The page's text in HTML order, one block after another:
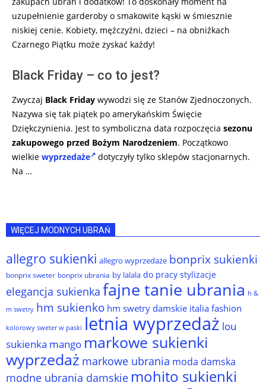
uzupełnienie garderoby o smakowite kąski w śmiesznie
niskiej cenie. Kobiety, mężczyźni, dzieci – na obniżkach
Czarnego Piątku może zyskać każdy!
Black Friday – co to jest?
Zwyczaj Black Friday wywodzi się ze Stanów Zjednoczonych.
Nazywa się tak piątek po amerykańskim Święcie
Dziękczynienia. Jest to symboliczna data rozpoczęcia sezonu
zakupowego przed Bożym Narodzeniem. Początkowo
wielkie wyprzedaże
dotyczyły tylko sklepów stacjonarnych.
Na …
WIĘCEJ MODNYCH UBRAŃ
allegro sukienki allegro wyprzedaże bonprix sukienki
bonprix sweter bonprix ubrania by lalala do pracy stylizacje
elegancja sukienka fajne tanie ubrania h &
m swetry hm sukienko hm swetry damskie italia fashion
kolorowy sweter w paski letnia wyprzedaż lou
sukienka mango markowe sukienki
wyprzedaż markowe ubrania moda damska
modne ubrania damskie mohito sukienki